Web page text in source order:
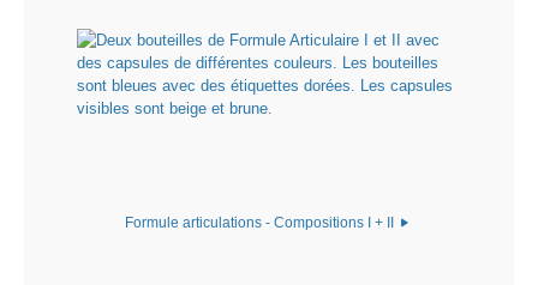
Formule articulations - Compositions I + II